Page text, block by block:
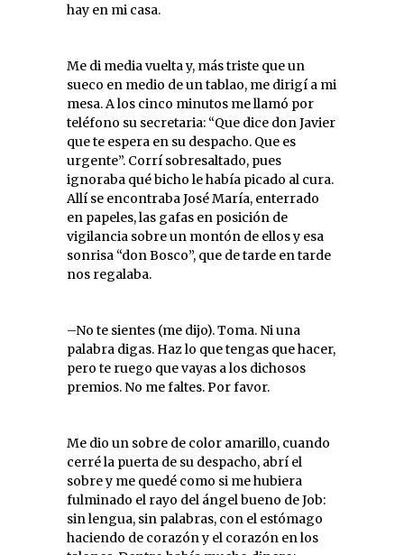
hay en mi casa.
Me di media vuelta y, más triste que un
sueco en medio de un tablao, me dirigí a mi
mesa. A los cinco minutos me llamó por
teléfono su secretaria: “Que dice don Javier
que te espera en su despacho. Que es
urgente”. Corrí sobresaltado, pues
ignoraba qué bicho le había picado al cura.
Allí se encontraba José María, enterrado
en papeles, las gafas en posición de
vigilancia sobre un montón de ellos y esa
sonrisa “don Bosco”, que de tarde en tarde
nos regalaba.
–No te sientes (me dijo). Toma. Ni una
palabra digas. Haz lo que tengas que hacer,
pero te ruego que vayas a los dichosos
premios. No me faltes. Por favor.
Me dio un sobre de color amarillo, cuando
cerré la puerta de su despacho, abrí el
sobre y me quedé como si me hubiera
fulminado el rayo del ángel bueno de Job:
sin lengua, sin palabras, con el estómago
haciendo de corazón y el corazón en los